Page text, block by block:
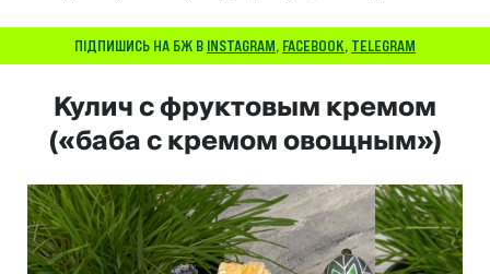
ПІДПИШИСЬ НА БЖ В INSTAGRAM, FACEBOOK, TELEGRAM
Кулич с фруктовым кремом
(«баба с кремом овощным»)